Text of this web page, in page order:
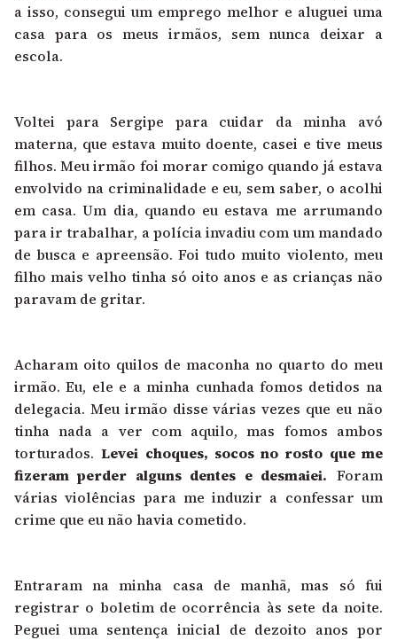
a isso, consegui um emprego melhor e aluguei uma
casa para os meus irmãos, sem nunca deixar a
escola.
Voltei para Sergipe para cuidar da minha avó
materna, que estava muito doente, casei e tive meus
filhos. Meu irmão foi morar comigo quando já estava
envolvido na criminalidade e eu, sem saber, o acolhi
em casa. Um dia, quando eu estava me arrumando
para ir trabalhar, a polícia invadiu com um mandado
de busca e apreensão. Foi tudo muito violento, meu
filho mais velho tinha só oito anos e as crianças não
paravam de gritar.
Acharam oito quilos de maconha no quarto do meu
irmão. Eu, ele e a minha cunhada fomos detidos na
delegacia. Meu irmão disse várias vezes que eu não
tinha nada a ver com aquilo, mas fomos ambos
torturados.Levei choques, socos no rosto que me
fizeram perder alguns dentes e desmaiei. Foram
várias violências para me induzir a confessar um
crime que eu não havia cometido.
Entraram na minha casa de manhã, mas só fui
registrar o boletim de ocorrência às sete da noite.
Peguei uma sentença inicial de dezoito anos por